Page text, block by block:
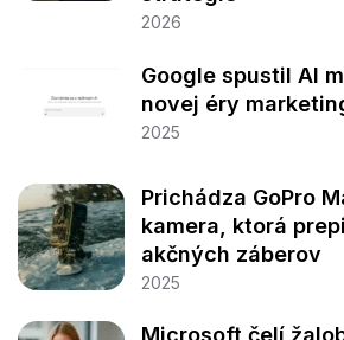
2026
Google spustil AI
novej éry
2025
Prichádza GoPro
kamera, ktorá
akčných záberov
2025
Microsoft čelí